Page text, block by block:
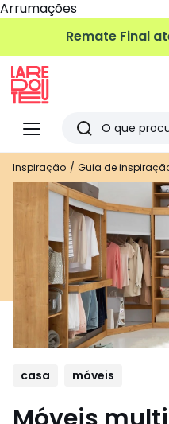
Arrumações
Remate Final
Menu
Redoute
Pesquisar
Últimos
artigos
vistos
Inspiração Guia de
casa móveis